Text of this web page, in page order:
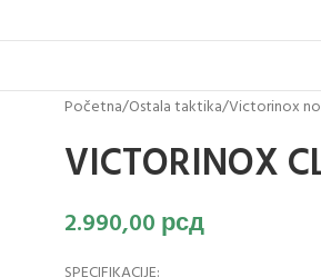
Početna/Ostala taktika/Victorinox
VICTORINOX
2.990,00 рсд